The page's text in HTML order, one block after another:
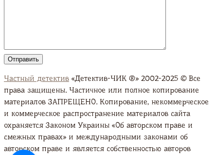
Частный детектив «Детектив-ЧИК ®» 2002-2025 © Все
права защищены. Частичное или полное копирование
материалов ЗАПРЕЩЕНО. Копирование, некоммерческое
и коммерческое распространение материалов сайта
охраняется Законом Украины «Об авторском праве и
смежных правах» и международными законами об
авторском праве и является собственностью авторов